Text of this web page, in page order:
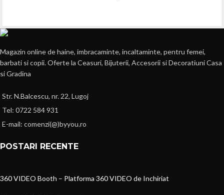
Magazin online de haine, imbracaminte, incaltaminte, pentru femei,
barbati si copii. Oferte la Ceasuri, Bijuterii, Accesorii si Decoratiuni Casa
si Gradina
Str. N.Balcescu, nr. 22, Lugoj
Tel: 0722 584 931
E-mail: comenzi(@)byyou.ro
POSTARI RECENTE
360 VIDEO Booth – Platforma 360 VIDEO de Inchiriat